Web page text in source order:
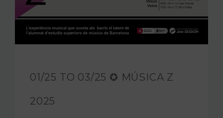
HIGHER SCHOOL
JAM FOUNDATION
01/25 TO 03/25 ✪ MÚSICA Z
2025